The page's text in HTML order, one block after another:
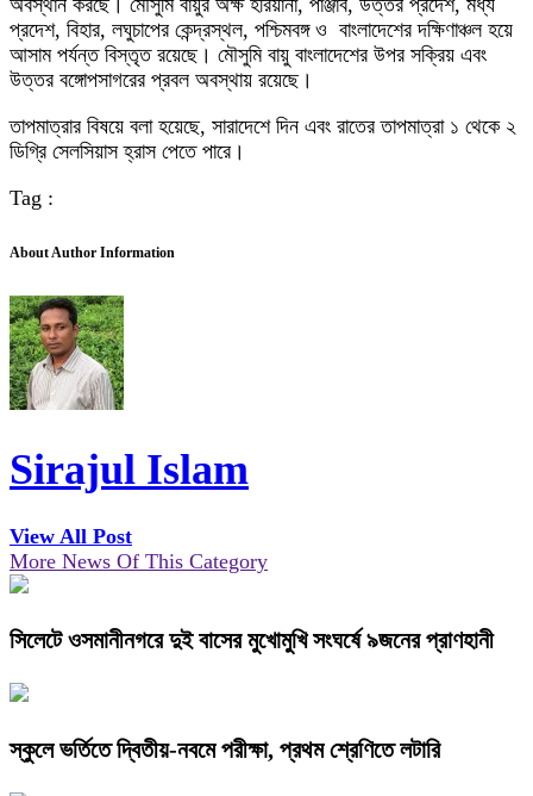
অবস্থান করছে। মৌসুমি বায়ুর অক্ষ হরিয়ানা, পাঞ্জাব, উত্তর প্রদেশ, মধ্য
প্রদেশ, বিহার, লঘুচাপের কেন্দ্রস্থল, পশ্চিমবঙ্গ ও বাংলাদেশের দক্ষিণাঞ্চল হয়ে
আসাম পর্যন্ত বিস্তৃত রয়েছে। মৌসুমি বায়ু বাংলাদেশের উপর সক্রিয় এবং
উত্তর বঙ্গোপসাগরের প্রবল অবস্থায় রয়েছে।
তাপমাত্রার বিষয়ে বলা হয়েছে, সারাদেশে দিন এবং রাতের তাপমাত্রা ১ থেকে ২
ডিগ্রি সেলসিয়াস হ্রাস পেতে পারে।
Tag :
About Author Information
Sirajul Islam
View All Post
More News Of This Category
সিলেটে ওসমানীনগরে দুই বাসের মুখোমুখি সংঘর্ষে ৯জনের প্রাণহানী
স্কুলে ভর্তিতে দ্বিতীয়-নবমে পরীক্ষা, প্রথম শ্রেণিতে লটারি